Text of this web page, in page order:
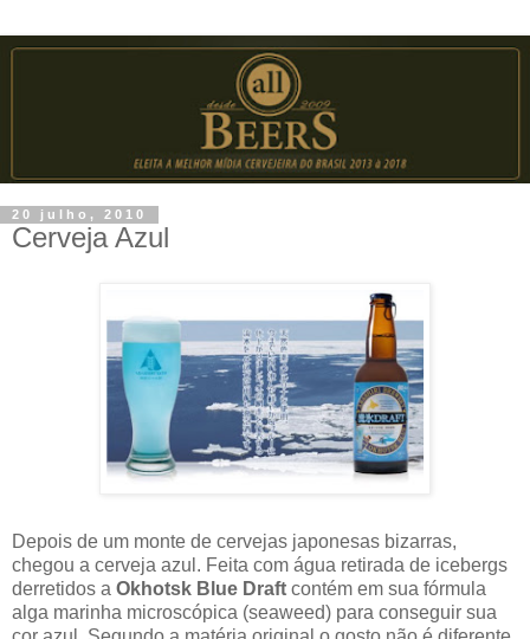
20 julho, 2010
Cerveja Azul
Depois de um monte de cervejas japonesas bizarras,
chegou a cerveja azul. Feita com água retirada de icebergs
derretidos a Okhotsk Blue Draft contém em sua fórmula
alga marinha microscópica (seaweed) para conseguir sua